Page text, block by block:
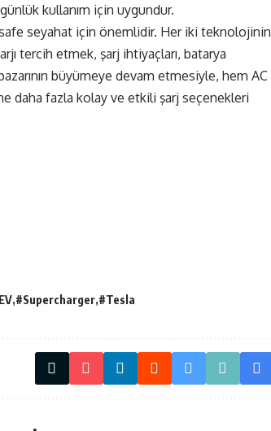
kullanım için uygundur.
seyahat için önemlidir. Her iki teknolojinin
tercih etmek, şarj ihtiyaçları, batarya
büyümeye devam etmesiyle, hem AC
daha fazla kolay ve etkili şarj seçenekleri
#Supercharger #Tesla